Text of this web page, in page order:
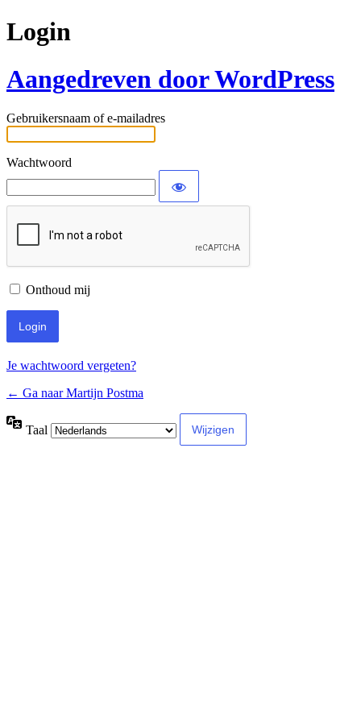
Login
Aangedreven door WordPress
Gebruikersnaam of e-mailadres
Wachtwoord
Onthoud mij
Je wachtwoord vergeten?
← Ga naar Martijn Postma
Taal